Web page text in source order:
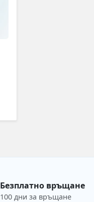
Безплатно връщане
100 дни за връщане